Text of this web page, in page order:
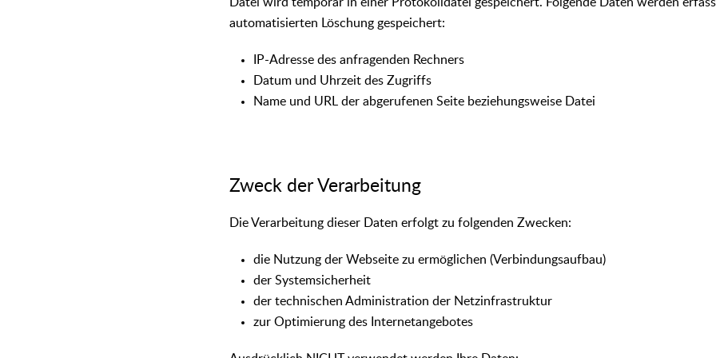
automatisierten Löschung gespeichert:
IP-Adresse des anfragenden Rechners
Datum und Uhrzeit des Zugriffs
Name und URL der abgerufenen Seite beziehungsweise Datei
Zweck der Verarbeitung
Die Verarbeitung dieser Daten erfolgt zu folgenden Zwecken:
die Nutzung der Webseite zu ermöglichen (Verbindungsaufbau)
der Systemsicherheit
der technischen Administration der Netzinfrastruktur
zur Optimierung des Internetangebotes